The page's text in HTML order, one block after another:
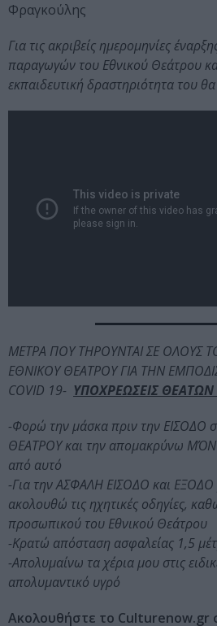
Φραγκούλης
Για τις ακριβείς ημερομηνίες
παραγωγών του Εθνικού Θεάτρου
εκπαιδευτική δραστηριότητα του
METΡΑ ΠΟΥ ΤΗΡΟΥΝΤΑΙ ΣΕ ΟΛΟΥΣ
ΕΘΝΙΚΟΥ ΘΕΑΤΡΟΥ ΓΙΑ ΤΗΝ
COVID 19- ΥΠΟΧΡΕΩΣΕΙΣ ΘΕΑΤΩΝ
-Φορώ την μάσκα πριν την ΕΙΣΟΔΟ
ΘΕΑΤΡΟΥ και την απομακρύνω
από αυτό
-Για την ΑΣΦΑΛΗ ΕΙΣΟΔΟ και
ακολουθώ τις ηχητικές οδηγίες,
προσωπικού του Εθνικού Θεάτρου
-Κρατώ απόσταση ασφαλείας 1,5
-Απολυμαίνω τα χέρια μου στις
απολυμαντικό υγρό
Ακολουθήστε το Culturenow.gr